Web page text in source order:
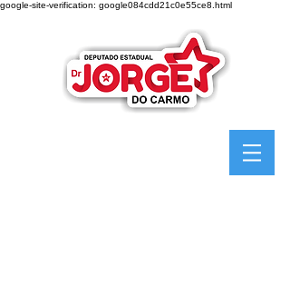
google-site-verification: google084cdd21c0e55ce8.html